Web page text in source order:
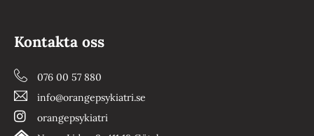
Kontakta oss
076 00 57 880
info@orangepsykiatri.se
orangepsykiatri